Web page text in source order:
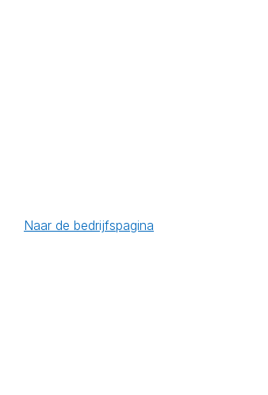
Naar de bedrijfspagina